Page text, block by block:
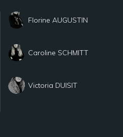
Florine AUGUSTIN
Caroline SCHMITT
Victoria DUISIT